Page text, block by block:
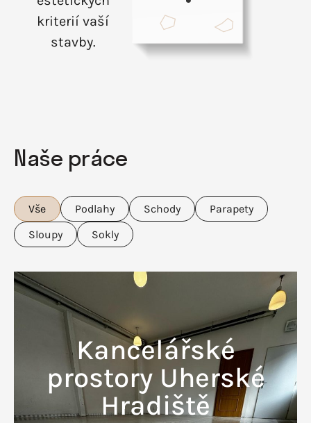
kriterií vaší
stavby.
Naše práce
Podlahy Schody
Parapety
Sloupy
Sokly
Vše
Kancelářské
prostory Uherské
Hradiště